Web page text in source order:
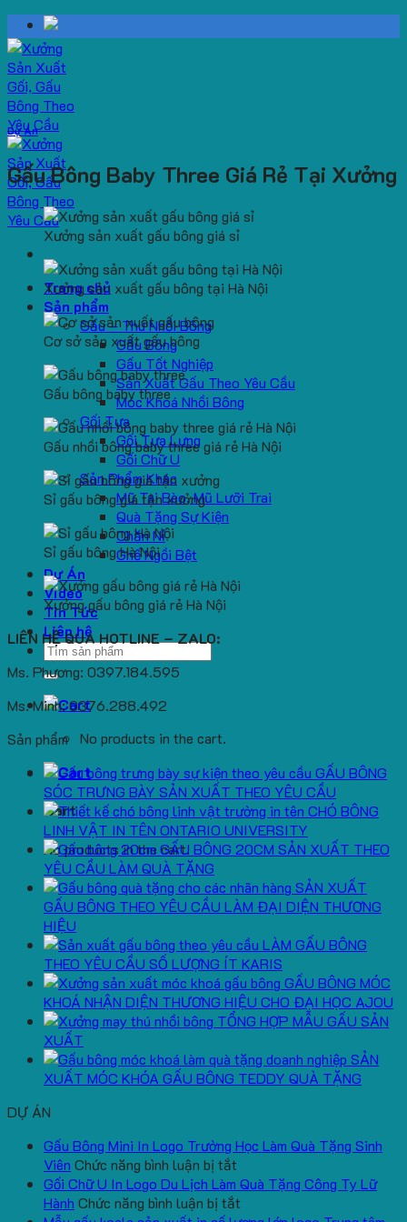
Skip
to
content
Trang chủ
Sản phẩm
Gấu – Thú Nhồi Bông
Gấu Bông
Gấu Tốt Nghiệp
Sản Xuất Gấu Theo Yêu Cầu
Móc Khoá Nhồi Bông
Gối Tựa
Gối Tựa Lưng
Gối Chữ U
Sản Phẩm Khác
Mũ Tai Bèo, Mũ Lưỡi Trai
Quà Tặng Sự Kiện
Chăn Nỉ
Ghế Ngồi Bệt
Dự Án
Video
Tin Tức
Liên hệ
Search
for:
No products in the cart.
Cart
No products in the cart.
Dự Án
Gấu Bông Baby Three Giá Rẻ Tại Xưởng
Xưởng sản xuất gấu bông giá sỉ
Xưởng sản xuất gấu bông tại Hà Nội
Cơ sở sản xuất gấu bông
Gấu bông baby three
Gấu nhồi bông baby three giá rẻ Hà Nội
Sỉ gấu bông giá tận xưởng
Sỉ gấu bông Hà Nội
Xưởng gấu bông giá rẻ Hà Nội
LIÊN HỆ QUA HOTLINE – ZALO:
Ms. Phương: 0397.184.595
Ms. Minh: 0376.288.492
Sản phẩm
GẤU BÔNG
SÓC TRƯNG BÀY SẢN XUẤT THEO YÊU CẦU
CHÓ BÔNG
LINH VẬT IN TÊN ONTARIO UNIVERSITY
GẤU BÔNG 20CM SẢN XUẤT THEO
YÊU CẦU LÀM QUÀ TẶNG
SẢN XUẤT
GẤU BÔNG THEO YÊU CẦU LÀM ĐẠI DIỆN THƯƠNG
HIỆU
LÀM GẤU BÔNG
THEO YÊU CẦU SỐ LƯỢNG ÍT KARIS
GẤU BÔNG MÓC
KHOÁ NHẬN DIỆN THƯƠNG HIỆU CHO ĐẠI HỌC AJOU
TỔNG HỢP MẪU GẤU SẢN
XUẤT
SẢN
XUẤT MÓC KHÓA GẤU BÔNG TEDDY QUÀ TẶNG
DỰ ÁN
Gấu Bông Mini In Logo Trường Học Làm Quà Tặng Sinh
Viên Chức năng bình luận bị tắt
Gấu
Bông
Gối Chữ U In Logo Du Lịch Làm Quà Tặng Công Ty Lữ
Hành Chức năng bình luận bị tắt